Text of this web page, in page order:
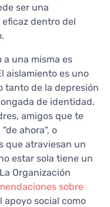
ser una
dentro del
una misma es
aislamiento es uno
tanto de la depresión
de identidad.
amigos que te
ahora", o
que atraviesan un
estar sola tiene un
Organización
sobre
apoyo social como